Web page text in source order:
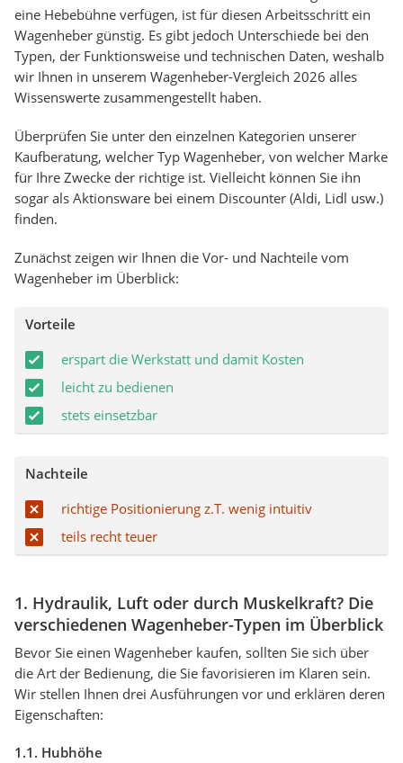
eine Hebebühne verfügen, ist für diesen Arbeitsschritt ein
Wagenheber günstig. Es gibt jedoch Unterschiede bei den
Typen, der Funktionsweise und technischen Daten, weshalb
wir Ihnen in unserem Wagenheber-Vergleich 2026 alles
Wissenswerte zusammengestellt haben.
Überprüfen Sie unter den einzelnen Kategorien unserer
Kaufberatung, welcher Typ Wagenheber, von welcher Marke
für Ihre Zwecke der richtige ist. Vielleicht können Sie ihn
sogar als Aktionsware bei einem Discounter (Aldi, Lidl usw.)
finden.
Zunächst zeigen wir Ihnen die Vor- und Nachteile vom
Wagenheber im Überblick:
Vorteile
erspart die Werkstatt und damit Kosten
leicht zu bedienen
stets einsetzbar
Nachteile
richtige Positionierung z.T. wenig intuitiv
teils recht teuer
1. Hydraulik, Luft oder durch Muskelkraft? Die
verschiedenen Wagenheber-Typen im Überblick
Bevor Sie einen Wagenheber kaufen, sollten Sie sich über
die Art der Bedienung, die Sie favorisieren im Klaren sein.
Wir stellen Ihnen drei Ausführungen vor und erklären deren
Eigenschaften:
1.1. Hubhöhe